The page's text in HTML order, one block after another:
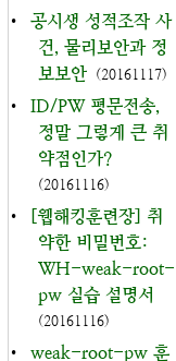
•
공시생 성적조작 사
건, 물리보안과 정
보보안 (20161117)
•
ID/PW 평문전송,
정말 그렇게 큰 취
약점인가?
(20161116)
•
[웹해킹훈련장] 취
약한 비밀번호:
WH-weak-root-
pw 실습 설명서
(20161116)
• weak-root-pw 훈